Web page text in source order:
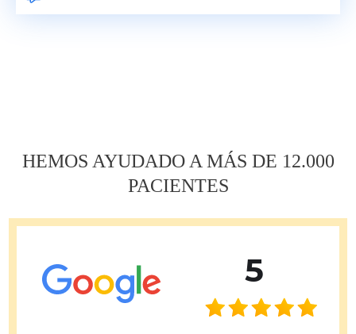
HEMOS AYUDADO A MÁS DE 12.000
PACIENTES
5